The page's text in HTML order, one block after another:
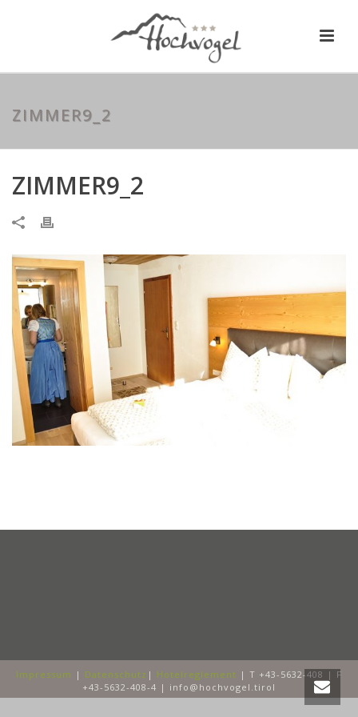
ZIMMER9_2
ZIMMER9_2
Impressum | Datenschutz | Hotelreglement | T +43-5632-408 | F
+43-5632-408-4 | info@hochvogel.tirol